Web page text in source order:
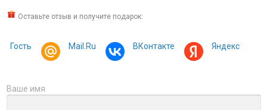
Оставьте отзыв и получите подарок:
Гость Mail.Ru ВКонтакте Яндекс
Ваше имя